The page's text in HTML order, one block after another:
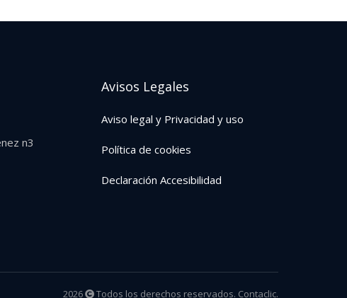
n3
Avisos Legales
Aviso legal y Privacidad y uso
Política de cookies
Declaración Accesibilidad
2026 Todos los derechos reservados. Contaclic.